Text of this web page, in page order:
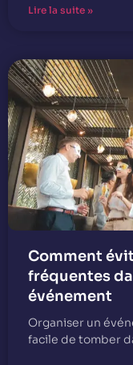
Lire la suite »
Comment
fréquentes
événement
Organiser un
facile de tomber